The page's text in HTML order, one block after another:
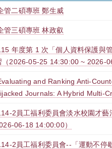
管二碩專班 鄭生威
管三碩專班 林政叡
年度第 1 次「個人資料保護與
（2026-05-25 14:30:00 ~ 2026-
and Ranking Anti-
Journals: A Hybrid Multi-
2員工福利委員會淡水校園才
06-18 14:00:00）
2員工福利委員會--「運動不停